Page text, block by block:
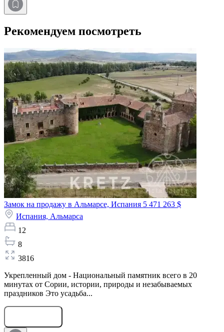
Рекомендуем посмотреть
Замок на продажу в Альмарсе, Испания 5 471 263 $
Испания, Альмарса
12
8
3816
Укрепленный дом - Национальный памятник всего в 20
минутах от Сории, истории, природы и незабываемых
праздников Это усадьба...